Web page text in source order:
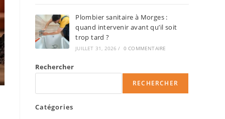
Plombier sanitaire à Morges :
quand intervenir avant qu’il soit
trop tard ?
JUILLET 31, 2026 / 0 COMMENTAIRE
Rechercher
RECHERCHER
Catégories